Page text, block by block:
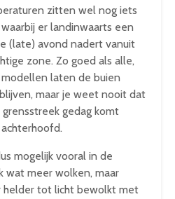
zitten wel nog iets
er landinwaarts een
(late) avond nadert vanuit
zone. Zo goed als alle,
laten de buien
maar je weet nooit dat
gedag komt
mogelijk vooral in de
wat meer wolken, maar
helder tot licht bewolkt met